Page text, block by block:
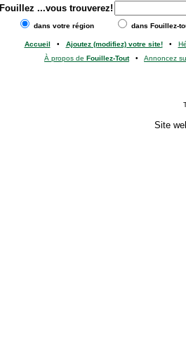
Fouillez ...vous trouverez!
dans votre région dans Fouillez-
Accueil • Ajoutez (modifiez) votre site!•
À propos de Fouillez-Tout• Annoncez
Site